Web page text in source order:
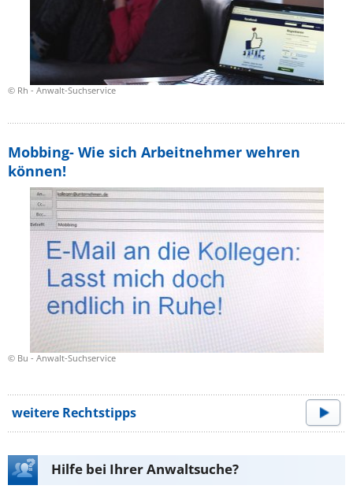
© Rh - Anwalt-Suchservice
© Bu - Anwalt-Suchservice
Mobbing- Wie sich Arbeitnehmer wehren
können!
weitere Rechtstipps
Hilfe bei Ihrer Anwaltsuche?